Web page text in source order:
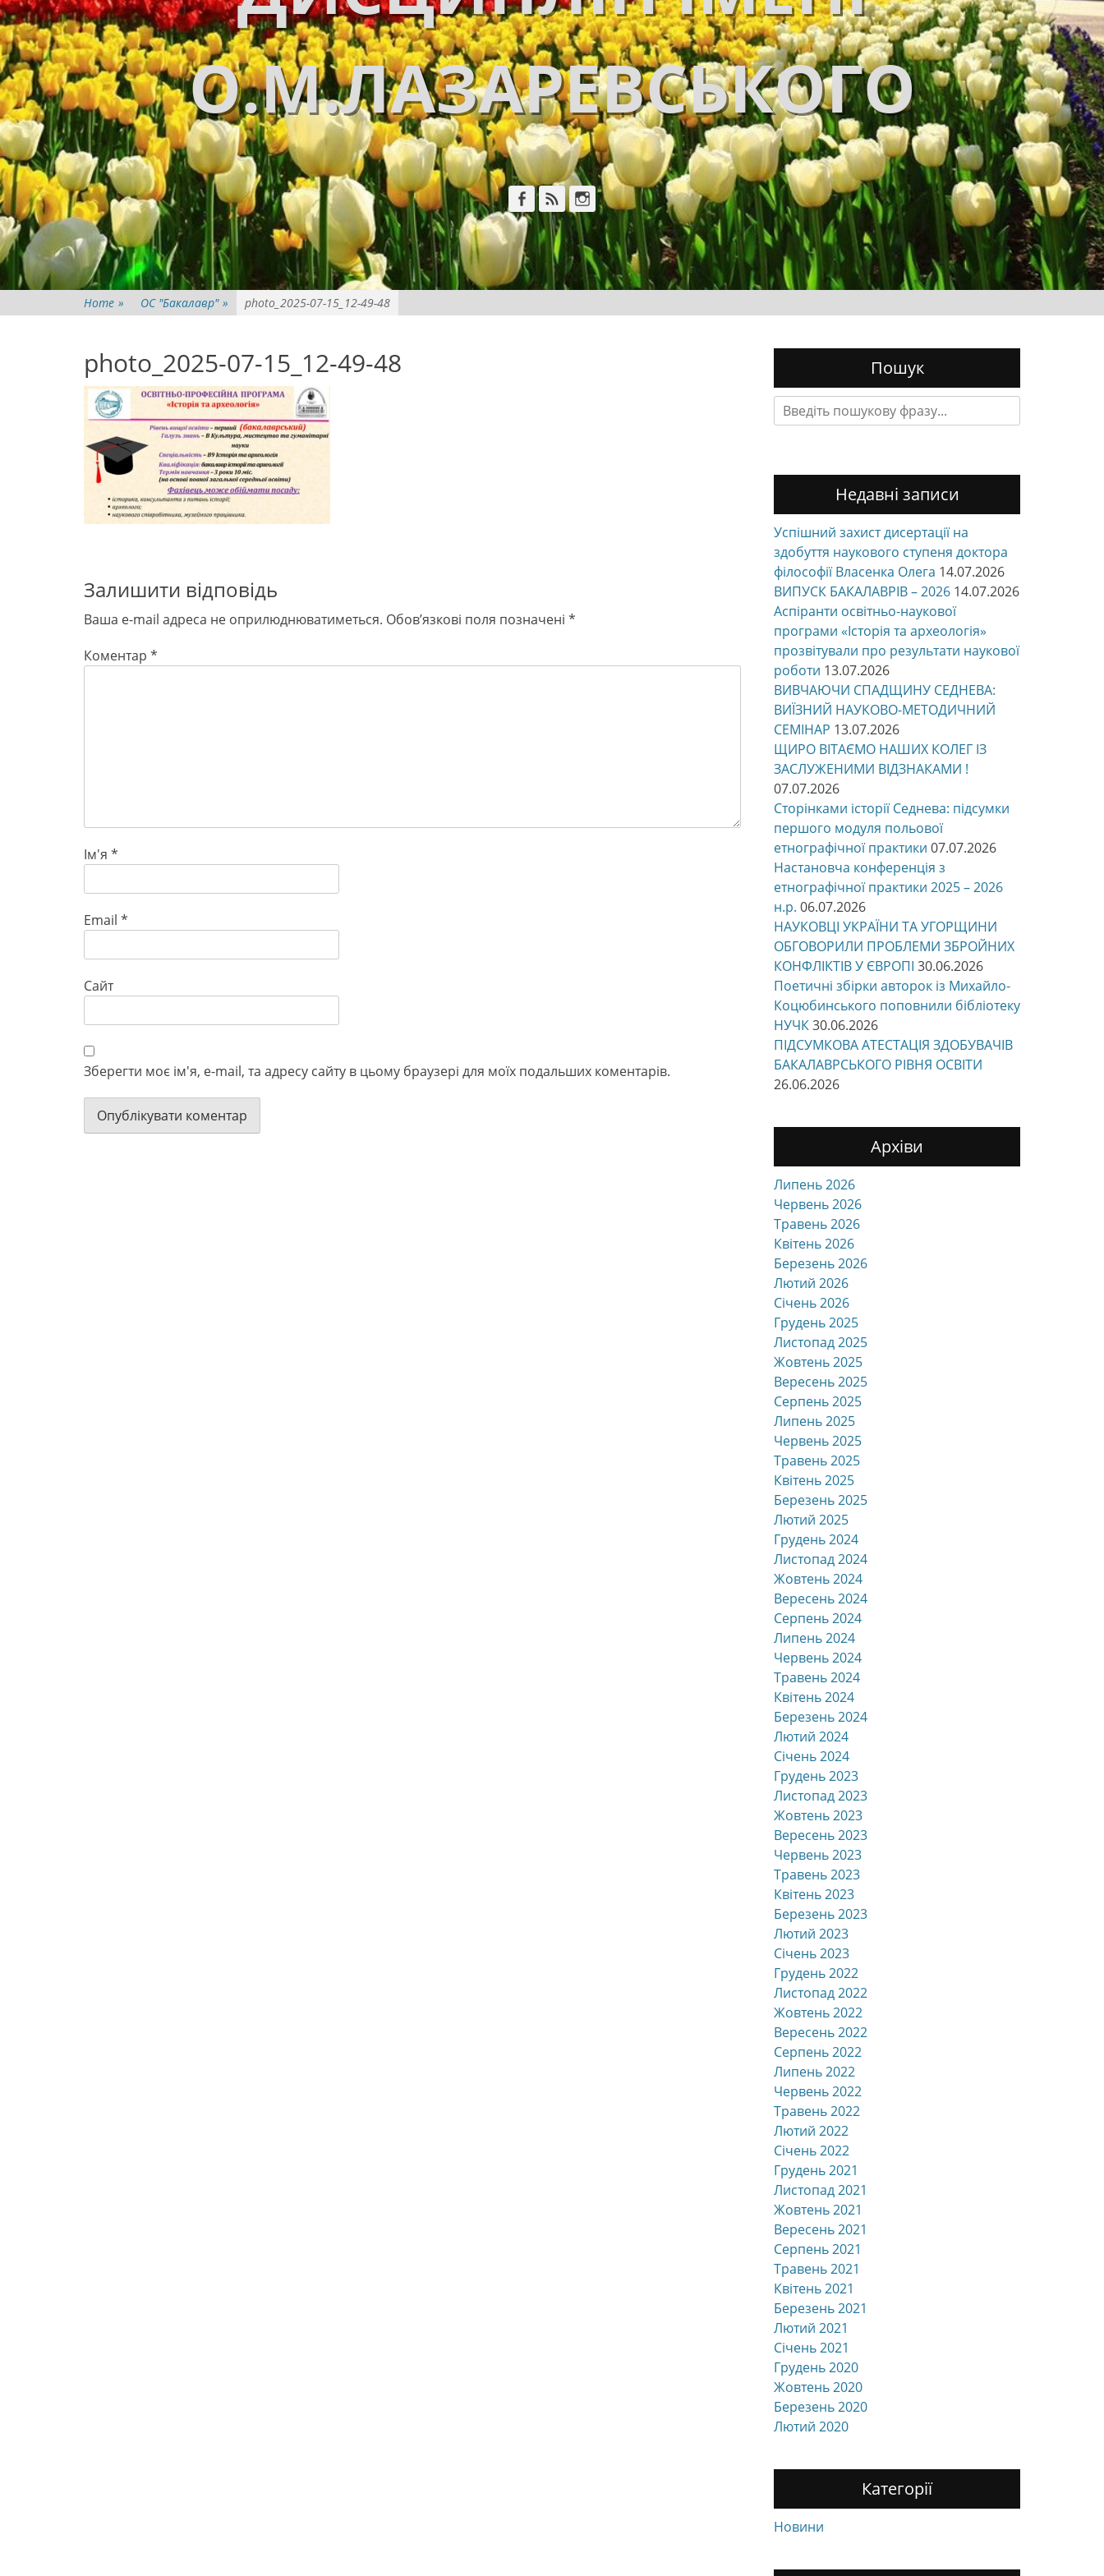
О.М.ЛАЗАРЕВСЬКОГО
Facebook
Feed Instagram
Home » ОС "Бакалавр" » photo_2025-07-15_12-49-48
photo_2025-07-15_12-49-48
Залишити відповідь
Ваша e-mail адреса не оприлюднюватиметься. Обов’язкові поля позначені *
Коментар *
Ім'я *
Email *
Сайт
Зберегти моє ім'я, e-mail, та адресу сайту в цьому браузері для моїх подальших коментарів.
Пошук
Search
for:
Недавні записи
Успішний захист дисертації на
здобуття наукового ступеня доктора
філософії Власенка Олега 14.07.2026
ВИПУСК БАКАЛАВРІВ – 2026 14.07.2026
Аспіранти освітньо-наукової
програми «Історія та археологія»
прозвітували про результати наукової
роботи 13.07.2026
ВИВЧАЮЧИ СПАДЩИНУ СЕДНЕВА:
ВИЇЗНИЙ НАУКОВО-МЕТОДИЧНИЙ
СЕМІНАР 13.07.2026
ЩИРО ВІТАЄМО НАШИХ КОЛЕГ ІЗ
ЗАСЛУЖЕНИМИ ВІДЗНАКАМИ !
07.07.2026
Сторінками історії Седнева: підсумки
першого модуля польової
етнографічної практики 07.07.2026
Настановча конференція з
етнографічної практики 2025 – 2026
н.р. 06.07.2026
НАУКОВЦІ УКРАЇНИ ТА УГОРЩИНИ
ОБГОВОРИЛИ ПРОБЛЕМИ ЗБРОЙНИХ
КОНФЛІКТІВ У ЄВРОПІ 30.06.2026
Поетичні збірки авторок із Михайло-
Коцюбинського поповнили бібліотеку
НУЧК30.06.2026
ПІДСУМКОВА АТЕСТАЦІЯ ЗДОБУВАЧІВ
БАКАЛАВРСЬКОГО РІВНЯ ОСВІТИ
26.06.2026
Архіви
Липень 2026
Червень 2026
Травень 2026
Квітень 2026
Березень 2026
Лютий 2026
Січень 2026
Грудень 2025
Листопад 2025
Жовтень 2025
Вересень 2025
Серпень 2025
Липень 2025
Червень 2025
Травень 2025
Квітень 2025
Березень 2025
Лютий 2025
Грудень 2024
Листопад 2024
Жовтень 2024
Вересень 2024
Серпень 2024
Липень 2024
Червень 2024
Травень 2024
Квітень 2024
Березень 2024
Лютий 2024
Січень 2024
Грудень 2023
Листопад 2023
Жовтень 2023
Вересень 2023
Червень 2023
Травень 2023
Квітень 2023
Березень 2023
Лютий 2023
Січень 2023
Грудень 2022
Листопад 2022
Жовтень 2022
Вересень 2022
Серпень 2022
Липень 2022
Червень 2022
Травень 2022
Лютий 2022
Січень 2022
Грудень 2021
Листопад 2021
Жовтень 2021
Вересень 2021
Серпень 2021
Травень 2021
Квітень 2021
Березень 2021
Лютий 2021
Січень 2021
Грудень 2020
Жовтень 2020
Березень 2020
Лютий 2020
Категорії
Новини